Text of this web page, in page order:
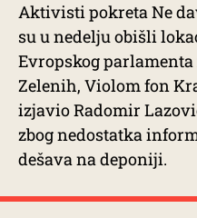
Aktivisti pokreta Ne
su u nedelju obišli
Evropskog
Zelenih, Violom fon
izjavio Radomir
zbog nedostatka
dešava na deponiji.